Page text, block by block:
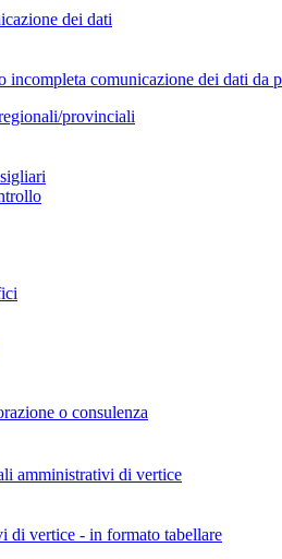
dei dati
incompleta comunicazione dei dati
provinciali
o consulenza
amministrativi di vertice
di vertice - in formato tabellare